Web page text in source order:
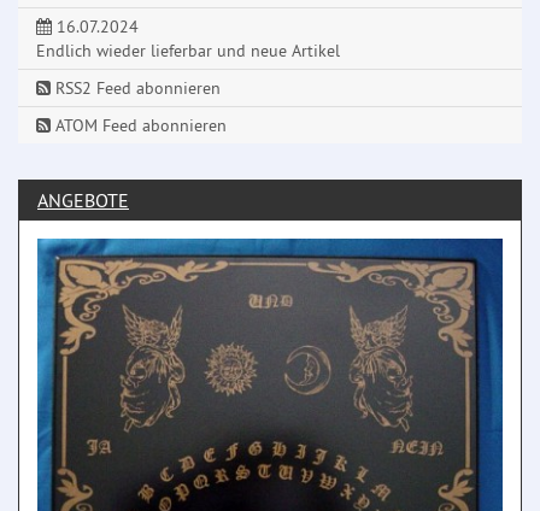
16.07.2024
Endlich wieder lieferbar und neue Artikel
RSS2 Feed abonnieren
ATOM Feed abonnieren
ANGEBOTE